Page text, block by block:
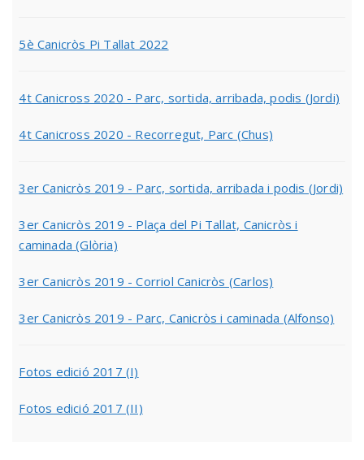
5è Canicròs Pi Tallat 2022
4t Canicross 2020 - Parc, sortida, arribada, podis (Jordi)
4t Canicross 2020 - Recorregut, Parc (Chus)
3er Canicròs 2019 - Parc, sortida, arribada i podis (Jordi)
3er Canicròs 2019 - Plaça del Pi Tallat, Canicròs i
caminada (Glòria)
3er Canicròs 2019 - Corriol Canicròs (Carlos)
3er Canicròs 2019 - Parc, Canicròs i caminada (Alfonso)
Fotos edició 2017 (I)
Fotos edició 2017 (II)